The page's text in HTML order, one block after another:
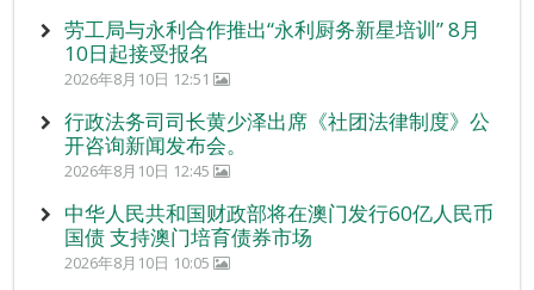
劳工局与永利合作推出“永利厨务新星培训” 8月
10日起接受报名
2026年8月10日 12:51
行政法务司司长黄少泽出席《社团法律制度》公
开咨询新闻发布会。
2026年8月10日 12:45
中华人民共和国财政部将在澳门发行60亿人民币
国债 支持澳门培育债券市场
2026年8月10日 10:05